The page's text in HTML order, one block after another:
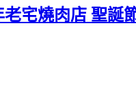
宅燒肉店 聖誕